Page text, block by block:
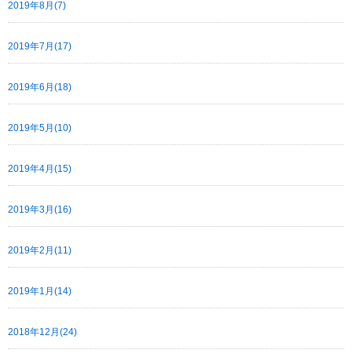
2019年8月(7)
2019年7月(17)
2019年6月(18)
2019年5月(10)
2019年4月(15)
2019年3月(16)
2019年2月(11)
2019年1月(14)
2018年12月(24)